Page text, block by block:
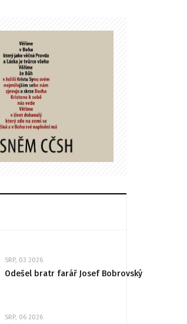
SRP, 03 2026
Odešel bratr farář Josef Bobrovský
SRP, 06 2026